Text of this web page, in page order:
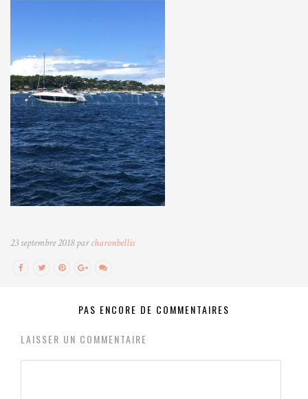
23 septembre 2018 parcharonbellis
PAS ENCORE DE COMMENTAIRES
LAISSER UN COMMENTAIRE